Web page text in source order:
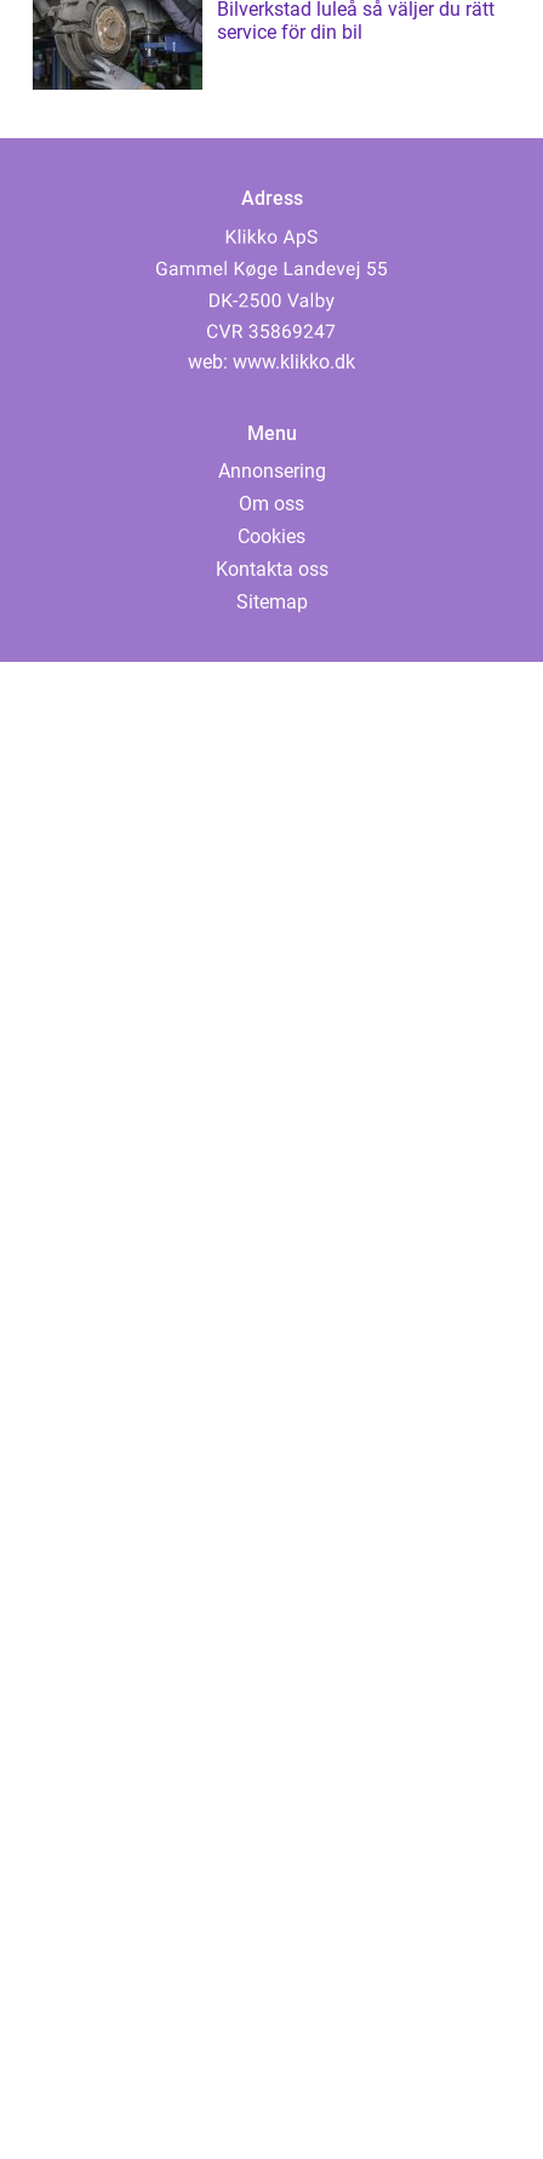
Bilverkstad luleå så väljer du rätt
service för din bil
Adress
web: www.klikko.dk
Menu
Annonsering
Om oss
Cookies
Kontakta oss
Sitemap